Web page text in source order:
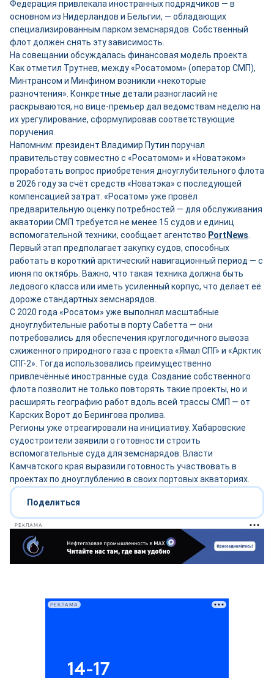
Федерация привлекала иностранных подрядчиков — в
основном из Нидерландов и Бельгии, — обладающих
специализированным парком земснарядов. Собственный
флот должен снять эту зависимость.
На совещании обсуждалась финансовая модель проекта.
Как отметил Трутнев, между «Росатомом» (оператор СМП),
Минтрансом и Минфином возникли «некоторые
разночтения». Конкретные детали разногласий не
раскрываются, но вице-премьер дал ведомствам неделю на
их урегулирование, сформулировав соответствующие
поручения.
Напомним: президент Владимир Путин поручал
правительству совместно с «Росатомом» и «Новатэком»
проработать вопрос приобретения дноуглубительного флота
в 2026 году за счёт средств «Новатэка» с последующей
компенсацией затрат. «Росатом» уже провёл
предварительную оценку потребностей — для обслуживания
акватории СМП требуется не менее 15 судов и единиц
вспомогательной техники, сообщает агентство PortNews
Первый этап предполагает закупку судов, способных
работать в короткий арктический навигационный период — с
июня по октябрь. Важно, что такая техника должна быть
ледового класса или иметь усиленный корпус, что делает её
дороже стандартных земснарядов.
С 2020 года «Росатом» уже выполнял масштабные
дноуглубительные работы в порту Сабетта — они
потребовались для обеспечения круглогодичного вывоза
сжиженного природного газа с проекта «Ямал СПГ» и «Арктик
СПГ-2». Тогда использовались преимущественно
привлечённые иностранные суда. Создание собственного
флота позволит не только повторять такие проекты, но и
расширять географию работ вдоль всей трассы СМП — от
Карских Ворот до Берингова пролива.
Регионы уже отреагировали на инициативу. Хабаровские
судостроители заявили о готовности строить
вспомогательные суда для земснарядов. Власти
Камчатского края выразили готовность участвовать в
проектах по дноуглублению в своих портовых акваториях.
Поделиться
РЕКЛАМА
РЕКЛАМА